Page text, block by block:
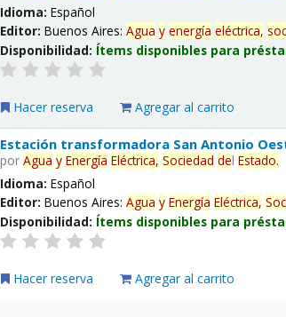
Idioma:Español
Editor:Buenos Aires:Agua y energía eléctrica,
Disponibilidad: Ítems disponibles para
Hacer reserva Agregar al carrito
Estación transformadora San Antonio
porAgua y Energía Eléctrica, Sociedad delEstado.
Idioma:Español
Editor:Buenos Aires:Agua y Energía Eléctrica,
Disponibilidad: Ítems disponibles para
Hacer reserva Agregar al carrito